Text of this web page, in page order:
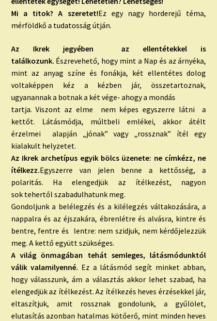
Mi a titok? A szeretet!Ez egy nagy horderejű téma,
mérföldkő a tudatosság útján.
Az Ikrek jegyében az ellentétekkel is
találkozunk. Észrevehető, hogy mint a Nap és az árnyéka,
mint az anyag színe és fonákja, két ellentétes dolog
voltaképpen kéz a kézben jár, összetartoznak,
ugyanannak a botnak a két vége- ahogy a mondás
tartja. Viszont az elme nem képes egyszerre látni a
kettőt. Látásmódja, múltbeli emlékei, akkor átélt
érzelmei alapján „jónak” vagy „rossznak” ítél egy
kialakult helyzetet.
Az Ikrek archetípus egyik bölcs üzenete: ne címkézz, ne
ítélkezz.Egyszerre van jelen benne a kettősség, a
polaritás. Ha elengedjük az ítélkezést, nagyon
sok tehertől szabadulhatunk meg.
Gondoljunk a belélegzés és a kilélegzés váltakozására, a
nappalra és az éjszakára, ébrenlétre és alvásra, kintre és
bentre, fentre és lentre: nem szidjuk, nem kérdőjelezzük
meg. A kettő együtt szükséges.
A világ önmagában tehát semleges, látásmódunktól
válik valamilyenné. Ez a látásmód segít minket abban,
hogy válasszunk, ám a választás akkor lehet szabad, ha
elengedjük az ítélkezést. Az ítélkezés heves érzésekkel jár,
eltaszítjuk, amit rossznak gondolunk, a gyűlölet,
elutasítás azonban hatalmas kötőerő, mint minden heves